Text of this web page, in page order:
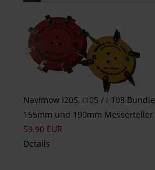
Navimow i205, i105 / i 108 Bundle
155mm und 190mm Messerteller
59.90 EUR
Details